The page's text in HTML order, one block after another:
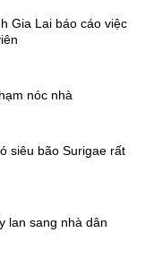
Gia Lai báo cáo việc
nóc nhà
siêu bão Surigae rất
lan sang nhà dân